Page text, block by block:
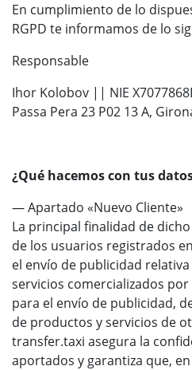
En cumplimiento de lo
RGPD te informamos de lo
Responsable
Ihor Kolobov || NIE
Passa Pera 23 P02 13 A,
¿Qué hacemos con tus
— Apartado «Nuevo Cliente»
La principal finalidad de
de los usuarios registrados
el envío de publicidad
servicios comercializados
para el envío de publicidad,
de productos y servicios de
transfer.taxi asegura la
aportados y garantiza que,